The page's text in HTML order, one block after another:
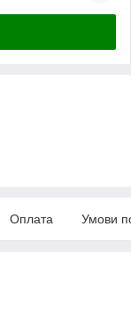
Оплата Умови